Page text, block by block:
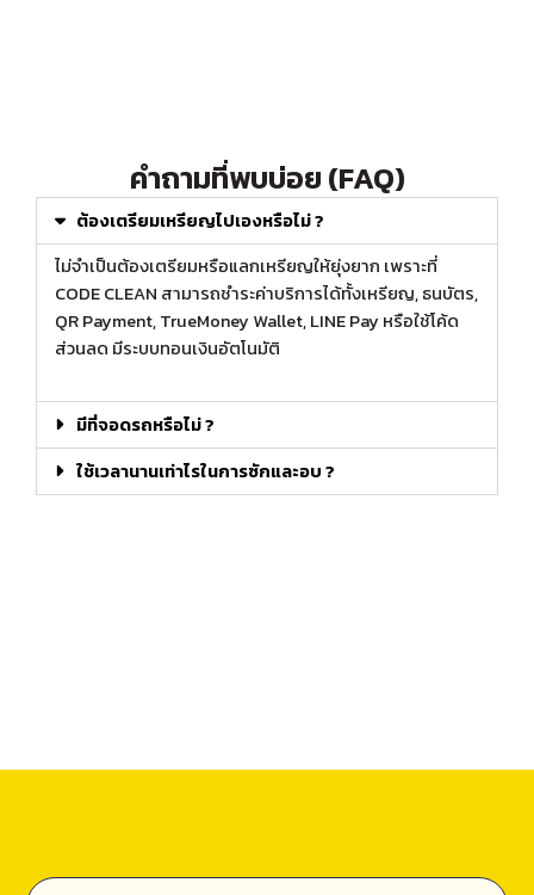
คำถามที่พบบ่อย (FAQ)
ต้องเตรียมเหรียญไปเองหรือไม่ ?
ไม่จำเป็นต้องเตรียมหรือแลกเหรียญให้ยุ่งยาก เพราะที่
CODE CLEAN สามารถชำระค่าบริการได้ทั้งเหรียญ, ธนบัตร,
QR Payment, TrueMoney Wallet, LINE Pay หรือใช้โค้ด
ส่วนลด มีระบบทอนเงินอัตโนมัติ
มีที่จอดรถหรือไม่ ?
ใช้เวลานานเท่าไรในการซักและอบ ?